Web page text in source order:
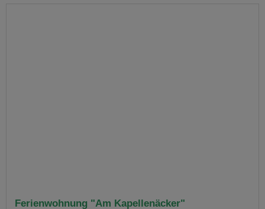
Ferienwohnung "Am Kapellenäcker"